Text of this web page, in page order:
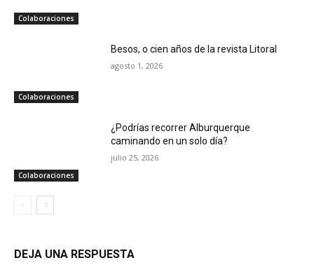
Colaboraciones
Colaboraciones
Besos, o cien años de la revista Litoral
agosto 1, 2026
Colaboraciones
¿Podrías recorrer Alburquerque
caminando en un solo día?
julio 25, 2026
DEJA UNA RESPUESTA